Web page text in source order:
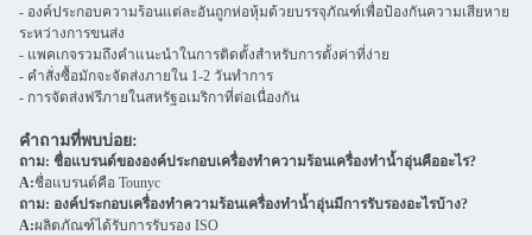
- องค์ประกอบความร้อนแต่ละอันถูกห่อหุ้มด้วยบรรจุภัณฑ์เพื่อป้องกันความเสียหาย
ระหว่างการขนส่ง
- แพคเกจรวมถึงคำแนะนำในการติดตั้งสำหรับการตั้งค่าที่ง่าย
- คำสั่งซื้อมักจะจัดส่งภายใน 1-2 วันทำการ
- การจัดส่งฟรีภายในสหรัฐอเมริกาที่ต่อเนื่องกัน
คำถามที่พบบ่อย:
ถาม: ชื่อแบรนด์ขององค์ประกอบเครื่องทำความร้อนเครื่องทำน้ำอุ่นคืออะไร?
A:ชื่อแบรนด์คือ Tounyc
ถาม: องค์ประกอบเครื่องทำความร้อนเครื่องทำน้ำอุ่นมีการรับรองอะไรบ้าง?
A:ผลิตภัณฑ์ได้รับการรับรอง ISO